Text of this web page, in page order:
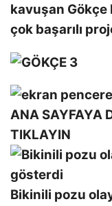
kavuşan Gökçe
çok başarılı
ANA SAYFAYA
TIKLAYIN
Bikinili pozu